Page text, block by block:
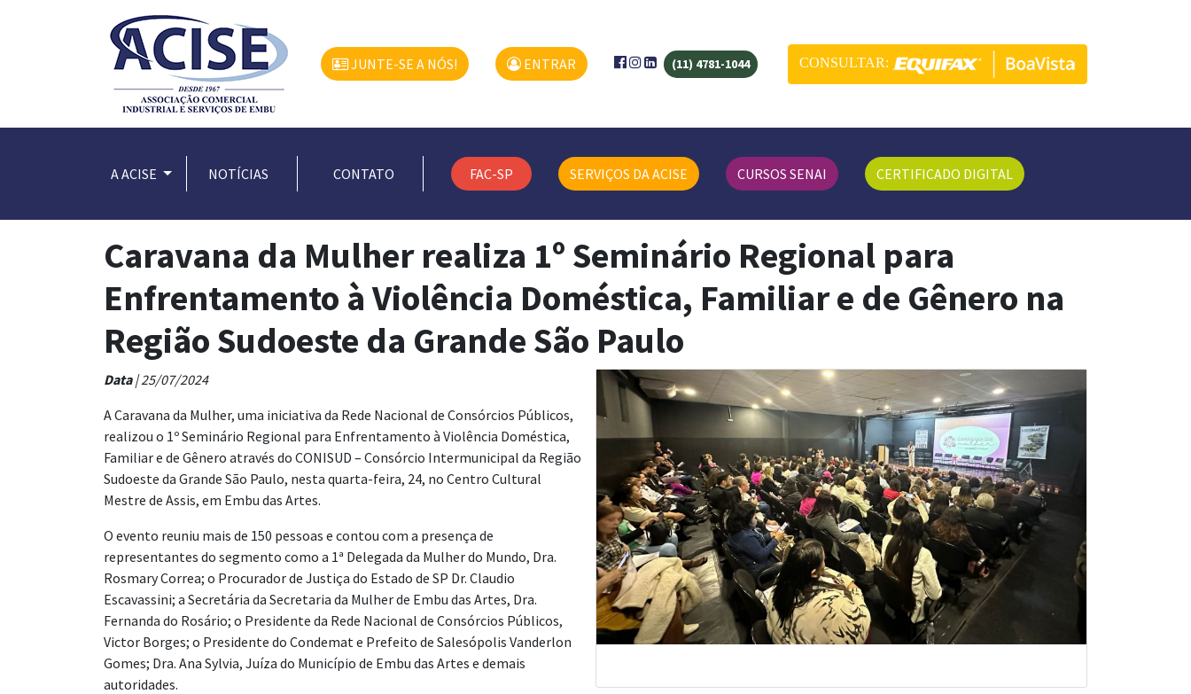
JUNTE-SE A NÓS! ENTRAR (11) 4781-1044 CONSULTAR:
A ACISE NOTÍCIAS CONTATO FAC-SP SERVIÇOS DA ACISE CURSOS SENAI CERTIFICADO DIGITAL
Caravana da Mulher realiza 1º Seminário Regional para
Enfrentamento à Violência Doméstica, Familiar e de Gênero na
Região Sudoeste da Grande São Paulo
Data| 25/07/2024
A Caravana da Mulher, uma iniciativa da Rede Nacional de Consórcios Públicos,
realizou o 1º Seminário Regional para Enfrentamento à Violência Doméstica,
Familiar e de Gênero através do CONISUD – Consórcio Intermunicipal da Região
Sudoeste da Grande São Paulo, nesta quarta-feira, 24, no Centro Cultural
Mestre de Assis, em Embu das Artes.
O evento reuniu mais de 150 pessoas e contou com a presença de
representantes do segmento como a 1ª Delegada da Mulher do Mundo, Dra.
Rosmary Correa; o Procurador de Justiça do Estado de SP Dr. Claudio
Escavassini; a Secretária da Secretaria da Mulher de Embu das Artes, Dra.
Fernanda do Rosário; o Presidente da Rede Nacional de Consórcios Públicos,
Victor Borges; o Presidente do Condemat e Prefeito de Salesópolis Vanderlon
Gomes; Dra. Ana Sylvia, Juíza do Município de Embu das Artes e demais
autoridades.